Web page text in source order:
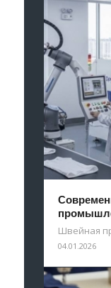
Швейная
04.01.2026